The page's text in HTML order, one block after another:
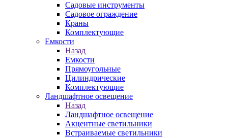
Садовые инструменты
Садовое ограждение
Краны
Комплектующие
Емкости
Назад
Емкости
Прямоугольные
Цилиндрические
Комплектующие
Ландшафтное освещение
Назад
Ландшафтное освещение
Акцентные светильники
Встраиваемые светильники